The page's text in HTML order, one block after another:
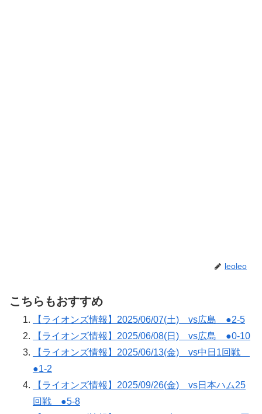
leoleo
こちらもおすすめ
【ライオンズ情報】2025/06/07(土) vs広島 ●2-5
【ライオンズ情報】2025/06/08(日) vs広島 ●0-10
【ライオンズ情報】2025/06/13(金) vs中日1回戦
●1-2
【ライオンズ情報】2025/09/26(金) vs日本ハム25
回戦 ●5-8